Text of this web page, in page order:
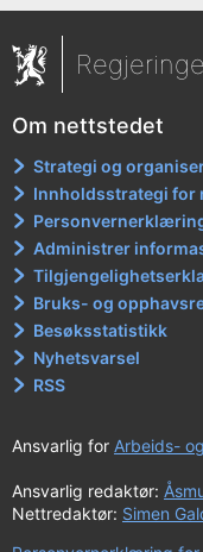
Om nettstedet
Strategi og
Innholdsstrategi for
Administrer
Bruks- og
Besøksstatistikk
Nyhetsvarsel
RSS
Ansvarlig for Arbeids-
Ansvarlig redaktør:
Nettredaktør: Simen